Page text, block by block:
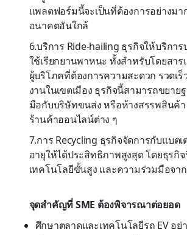
แพลตฟอร์มนี้จะเป็นที่ต้องการอย่างม
อนาคตอันใกล้
6.บริการ Ride-hailing ธุรกิจให้บริกา
ใช้เรียกยานพาหนะ ทั้งสำหรับโดยสา
ผู้บริโภคที่ต้องการความสะดวก รวดเร็
งานในเขตเมือง ธุรกิจนี้สามารถขยาย
มือกับบริษัทขนส่ง หรือห้างสรรพสินค้
ร้านค้าออนไลน์ต่าง ๆ
7.การ Recycling ธุรกิจจัดการกับแบต
อายุให้ได้ประสิทธิภาพสูงสุด โดยธุรกิ
เทคโนโลยีขั้นสูง และความร่วมมือจา
จุดสำคัญที่ SME ต้องพิจารณาต่อยอด
ศึกษาตลาดและเทคโนโลยีรถ EV อย่